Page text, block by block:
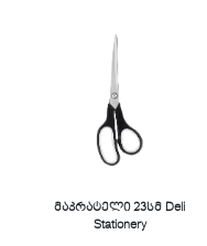
მაკრატელი 23სმ Deli
Stationery